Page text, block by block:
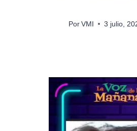
Por VMI 3 julio,